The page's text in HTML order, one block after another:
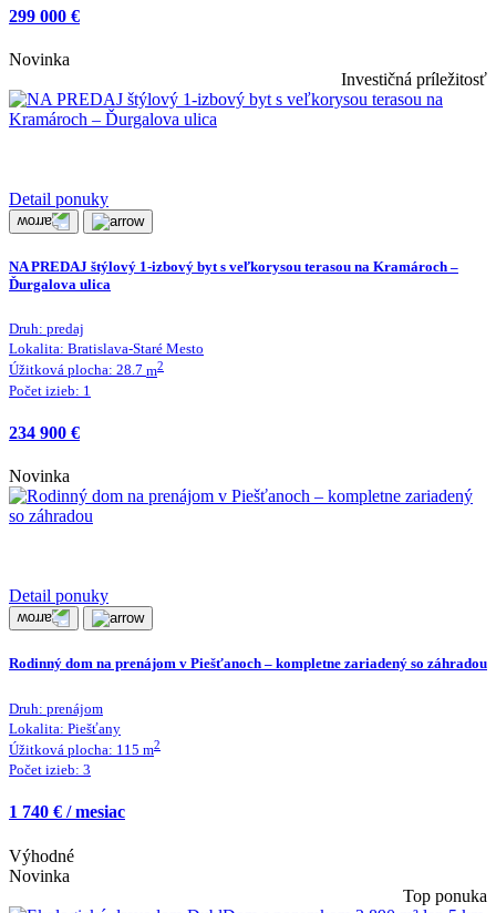
299 000 €
Novinka
Investičná príležitosť
Detail ponuky
NA PREDAJ štýlový 1-izbový byt s veľkorysou terasou na Kramároch –
Ďurgalova ulica
Druh: predaj
Lokalita: Bratislava-Staré Mesto
Úžitková plocha: 28.7 m2
Počet izieb: 1
234 900 €
Novinka
Detail ponuky
Rodinný dom na prenájom v Piešťanoch – kompletne zariadený so záhradou
Druh: prenájom
Lokalita: Piešťany
Úžitková plocha: 115 m2
Počet izieb: 3
1 740 € / mesiac
Výhodné
Novinka
Top ponuka